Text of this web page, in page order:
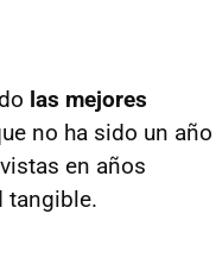
las mejores
no ha sido un año
en años
tangible.